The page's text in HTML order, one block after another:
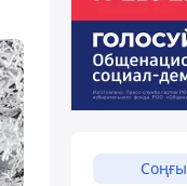
Соңғы